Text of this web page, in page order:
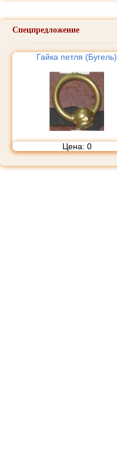
Спецпредложение
Гайка петля (Бугель)
Цена: 0